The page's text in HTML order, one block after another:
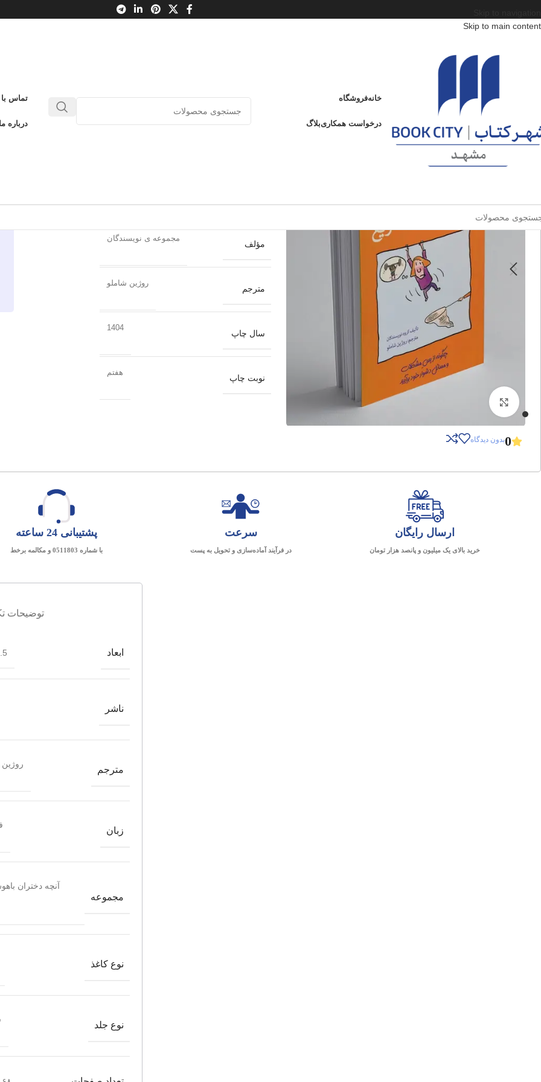
Skip to main content
خانهفروشگاه
درخواست همکاریبلاگ
تماس با
درباره ما
محصولات / کتاب کودک و نوجوان
فروخته شده
0بدون دیدگاه
تصمیم‌گیری سریع
مؤلف
مجموعه ی نویسندگان
مترجم
روژین شاملو
سال چاپ
1404
نوبت چاپ
هفتم
ارسال رایگان
خرید بالای یک میلیون و پانصد هزار تومان
سرعت
در فرآیند آماده‌سازی و تحویل به پست
پشتیبانی 24 ساعته
با شماره 0511803 و مکالمه برخط
توضیحات
ابعاد
ناشر
مترجم
زبان
مجموعه
آنچه دختران
نوع کاغذ
نوع جلد